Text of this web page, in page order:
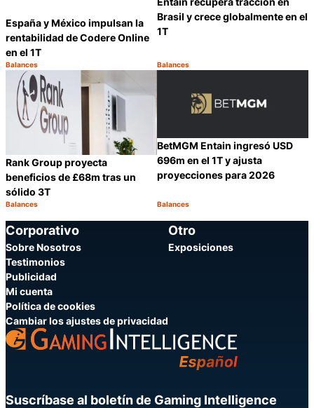
España y México impulsan la
rentabilidad de Codere Online
en el 1T
Categoría:
Balances
Compartir
Brasil y crece globalmente en el
1T
Categoría:
Balances
Rank Group proyecta
beneficios de £68m tras un
sólido 3T
Categoría:
Balances
BetMGM Entain ingresó USD
696m en el 1T y ajusta
proyecciones para 2026
Categoría:
Balances
Corporativo
Sobre Nosotros
Testimonios
Publicidad
Mi cuenta
Política de cookies
Cambiar los ajustes de privacidad
Otro
Exposiciones
Suscríbase al boletín de Gaming Intelligence